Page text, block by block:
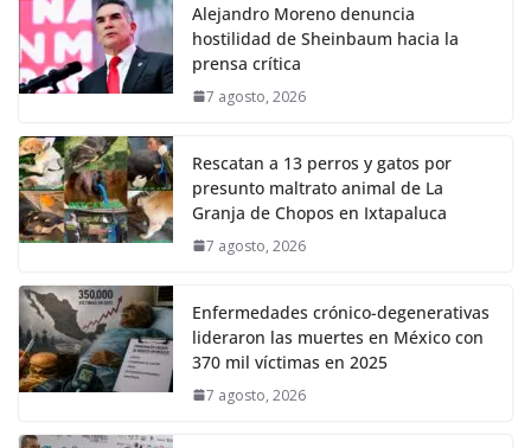
Alejandro Moreno denuncia
hostilidad de Sheinbaum hacia la
prensa crítica
7 agosto, 2026
Rescatan a 13 perros y gatos por
presunto maltrato animal de La
Granja de Chopos en Ixtapaluca
7 agosto, 2026
Enfermedades crónico-degenerativas
lideraron las muertes en México con
370 mil víctimas en 2025
7 agosto, 2026